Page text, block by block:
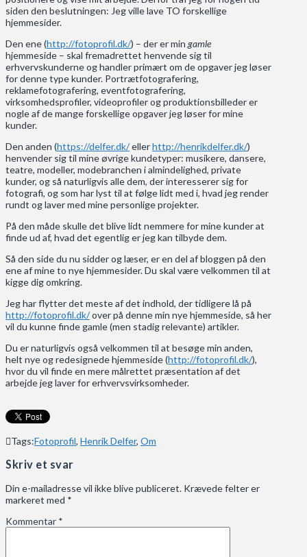
siden den beslutningen: Jeg ville lave TO forskellige
hjemmesider.
Den ene (http://fotoprofil.dk/) – der er min gamle
hjemmeside – skal fremadrettet henvende sig til
erhvervskunderne og handler primært om de opgaver jeg løser
for denne type kunder. Portrætfotografering,
reklamefotografering, eventfotografering,
virksomhedsprofiler, videoprofiler og produktionsbilleder er
nogle af de mange forskellige opgaver jeg løser for mine
kunder.
Den anden (https://delfer.dk/ellerhttp://henrikdelfer.dk/)
henvender sig til mine øvrige kundetyper: musikere, dansere,
teatre, modeller, modebranchen i almindelighed, private
kunder, og så naturligvis alle dem, der interesserer sig for
fotografi, og som har lyst til at følge lidt med i, hvad jeg render
rundt og laver med mine personlige projekter.
På den måde skulle det blive lidt nemmere for mine kunder at
finde ud af, hvad det egentlig er jeg kan tilbyde dem.
Så den side du nu sidder og læser, er en del af bloggen på den
ene af mine to nye hjemmesider. Du skal være velkommen til at
kigge dig omkring.
Jeg har flytter det meste af det indhold, der tidligere lå på
http://fotoprofil.dk/over på denne min nye hjemmeside, så her
vil du kunne finde gamle (men stadig relevante) artikler.
Du er naturligvis også velkommen til at besøge min anden,
helt nye og redesignede hjemmeside (http://fotoprofil.dk/),
hvor du vil finde en mere målrettet præsentation af det
arbejde jeg laver for erhvervsvirksomheder.
Tags:Fotoprofil, Henrik Delfer, Om
Skriv et svar
Din e-mailadresse vil ikke blive publiceret. Krævede felter er
markeret med *
Kommentar *